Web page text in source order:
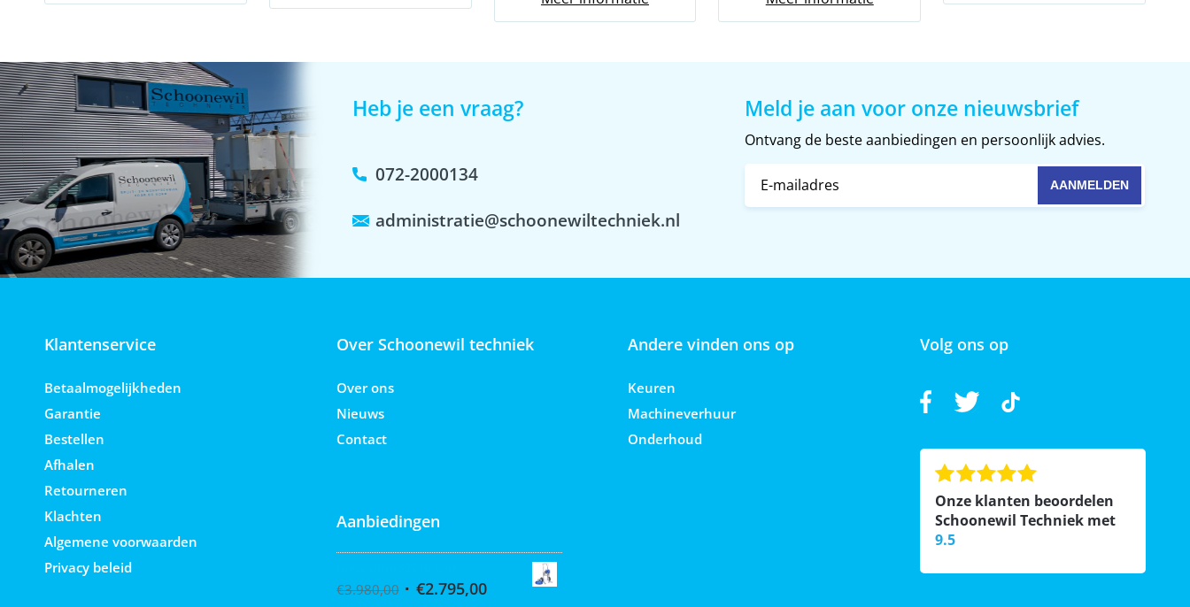
€72,00
Heb je een vraag?
072-2000134
administratie@schoonewiltechniek.nl
Meld je aan voor onze nieuwsbrief
Ontvang de beste aanbiedingen en persoonlijk advies.
Klantenservice
Betaalmogelijkheden
Garantie
Bestellen
Afhalen
Retourneren
Klachten
Algemene voorwaarden
Privacy beleid
Over Schoonewil techniek
Over ons
Nieuws
Contact
Aanbiedingen
€3.980,00 €2.795,00
Andere vinden ons op
Keuren
Machineverhuur
Onderhoud
Volg ons op
Onze klanten beoordelen
Schoonewil Techniek met
9.5